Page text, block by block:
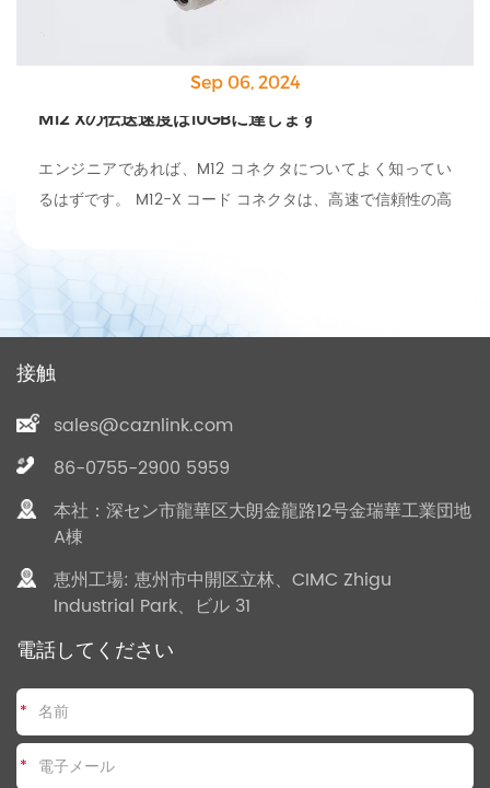
Sep 06, 2024
M12 Xの伝送速度は10GBに達します
エンジニアであれば、M12 コネクタについてよく知ってい
るはずです。 M12-X コード コネクタは、高速で信頼性の高
コネクタのタイプです。
接触
sales@caznlink.com
86-0755-2900 5959
本社：深セン市龍華区大朗金龍路12号金瑞華工業団地
A棟
恵州工場: 恵州市中開区立林、CIMC Zhigu
Industrial Park、ビル 31
電話してください
*
*